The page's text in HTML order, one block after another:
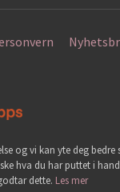
og vi kan yte deg bedre
hva du har puttet i
dette. Les mer